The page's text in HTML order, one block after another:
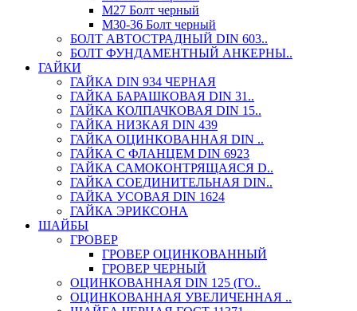
М27 Болт черный
М30-36 Болт черный
БОЛТ АВТОСТРАДНЫЙ DIN 603..
БОЛТ ФУНДАМЕНТНЫЙ АНКЕРНЫ..
ГАЙКИ
ГАЙКА DIN 934 ЧЕРНАЯ
ГАЙКА БАРАШКОВАЯ DIN 31..
ГАЙКА КОЛПАЧКОВАЯ DIN 15..
ГАЙКА НИЗКАЯ DIN 439
ГАЙКА ОЦИНКОВАННАЯ DIN ..
ГАЙКА С ФЛАНЦЕМ DIN 6923
ГАЙКА САМОКОНТРЯЩАЯСЯ D..
ГАЙКА СОЕДИНИТЕЛЬНАЯ DIN..
ГАЙКА УСОВАЯ DIN 1624
ГАЙКА ЭРИКСОНА
ШАЙБЫ
ГРОВЕР
ГРОВЕР ОЦИНКОВАННЫЙ
ГРОВЕР ЧЕРНЫЙ
ОЦИНКОВАННАЯ DIN 125 (ГО..
ОЦИНКОВАННАЯ УВЕЛИЧЕННАЯ ..